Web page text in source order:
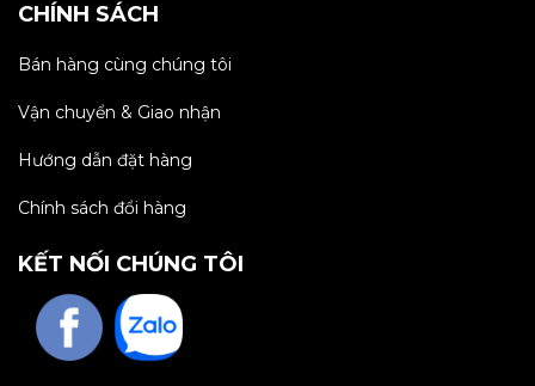
CHÍNH SÁCH
Bán hàng cùng chúng tôi
Vận chuyển & Giao nhận
Hướng dẫn đặt hàng
Chính sách đổi hàng
KẾT NỐI CHÚNG TÔI